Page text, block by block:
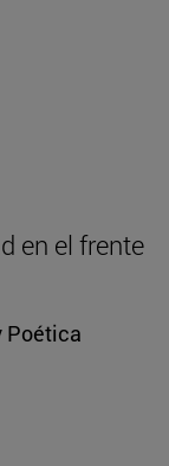
en el frente
Poética